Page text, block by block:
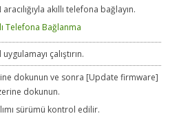
akıllı telefona bağlayın.
Telefona Bağlanma
çalıştırın.
dokunun ve sonra [Update firmware]
dokunun.
sürümü kontrol edilir.